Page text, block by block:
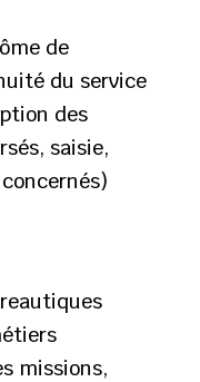
de
du service
des
saisie,
missions,